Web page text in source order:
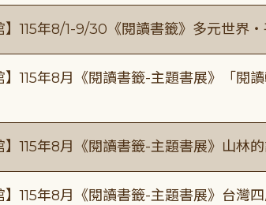
】115年8/1-9/30《閱讀書籤》多元世界
】115年8月《閱讀書籤-主題書展》「閱
】115年8月《閱讀書籤-主題書展》山林
】115年8月《閱讀書籤-主題書展》台灣